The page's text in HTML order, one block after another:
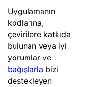
Uygulamanın
kodlarına,
çevirilere katkıda
bulunan veya iyi
yorumlar ve
bağışlarla bizi
destekleyen